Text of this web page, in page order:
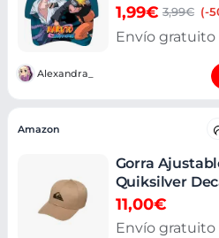
1,99€ 3,99€ (-
Envío gratuito
Alexandra_
Amazon
Gorra
Quiksilver
11,00€
Envío gratuito